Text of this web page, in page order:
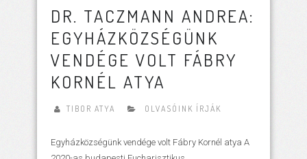
DR. TACZMANN ANDREA:
EGYHÁZKÖZSÉGÜNK
VENDÉGE VOLT FÁBRY
KORNÉL ATYA
TIBOR ATYA OLVASÓINK ÍRJÁK
Egyházközségünk vendége volt Fábry Kornél atya A